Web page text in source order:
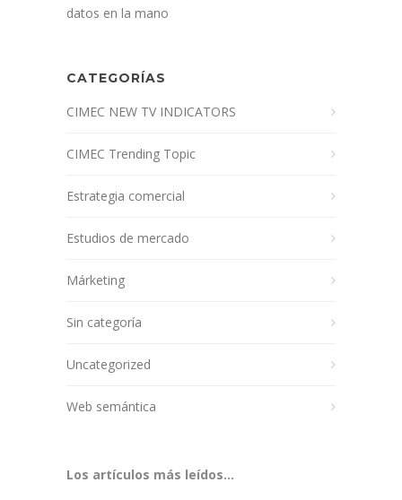
datos en la mano
CATEGORÍAS
CIMEC NEW TV INDICATORS
CIMEC Trending Topic
Estrategia comercial
Estudios de mercado
Márketing
Sin categoría
Uncategorized
Web semántica
Los artículos más leídos...